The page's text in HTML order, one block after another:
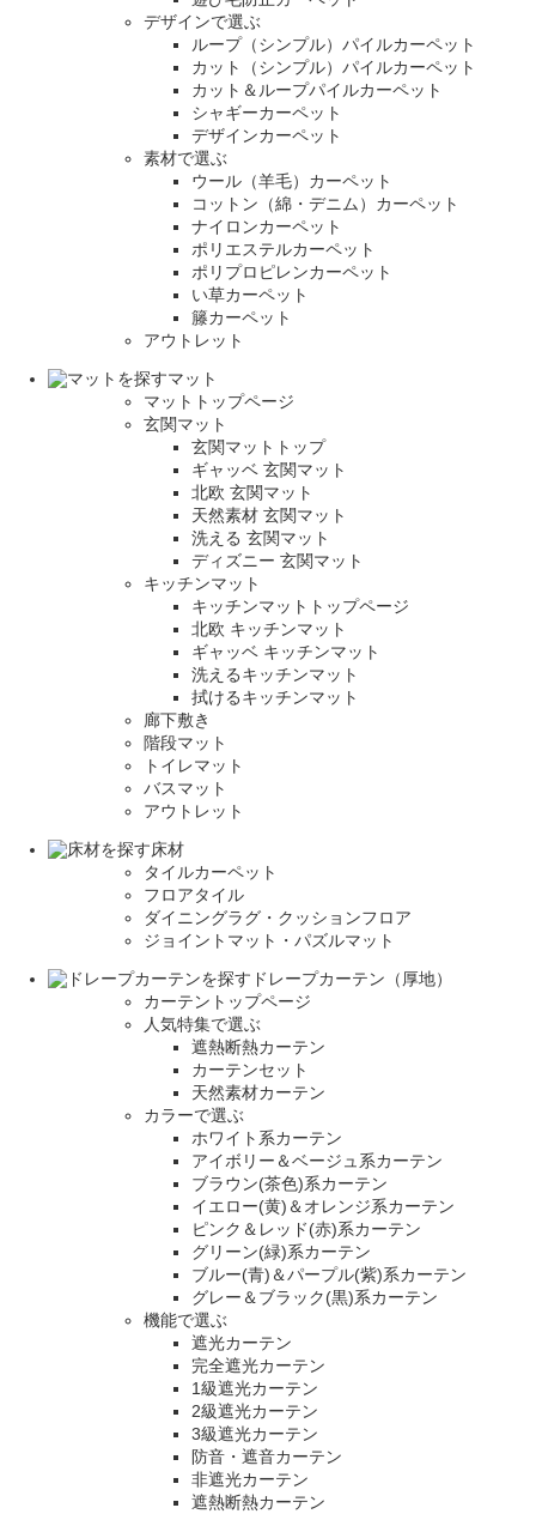
デザインで選ぶ
ループ（シンプル）パイルカーペット
カット（シンプル）パイルカーペット
カット＆ループパイルカーペット
シャギーカーペット
デザインカーペット
素材で選ぶ
ウール（羊毛）カーペット
コットン（綿・デニム）カーペット
ナイロンカーペット
ポリエステルカーペット
ポリプロピレンカーペット
い草カーペット
籐カーペット
アウトレット
マット
マットトップページ
玄関マット
玄関マットトップ
ギャッベ 玄関マット
北欧 玄関マット
天然素材 玄関マット
洗える 玄関マット
ディズニー 玄関マット
キッチンマット
キッチンマットトップページ
北欧 キッチンマット
ギャッベ キッチンマット
洗えるキッチンマット
拭けるキッチンマット
廊下敷き
階段マット
トイレマット
バスマット
アウトレット
床材
タイルカーペット
フロアタイル
ダイニングラグ・クッションフロア
ジョイントマット・パズルマット
ドレープカーテン（厚地）
カーテントップページ
人気特集で選ぶ
遮熱断熱カーテン
カーテンセット
天然素材カーテン
カラーで選ぶ
ホワイト系カーテン
アイボリー＆ベージュ系カーテン
ブラウン(茶色)系カーテン
イエロー(黄)＆オレンジ系カーテン
ピンク＆レッド(赤)系カーテン
グリーン(緑)系カーテン
ブルー(青)＆パープル(紫)系カーテン
グレー＆ブラック(黒)系カーテン
機能で選ぶ
遮光カーテン
完全遮光カーテン
1級遮光カーテン
2級遮光カーテン
3級遮光カーテン
防音・遮音カーテン
非遮光カーテン
遮熱断熱カーテン